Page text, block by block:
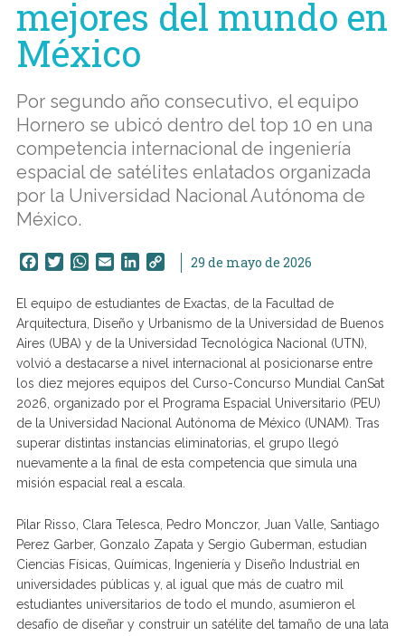
mejores del mundo en
México
Por segundo año consecutivo, el equipo
Hornero se ubicó dentro del top 10 en una
competencia internacional de ingeniería
espacial de satélites enlatados organizada
por la Universidad Nacional Autónoma de
México.
Facebook
TwitterWhatsApp
EmailLinkedIn
Copy29 de mayo de 2026
El equipo de estudiantes de Exactas, de la Facultad de
Arquitectura, Diseño y Urbanismo de la Universidad de Buenos
Aires (UBA) y de la Universidad Tecnológica Nacional (UTN),
volvió a destacarse a nivel internacional al posicionarse entre
los diez mejores equipos del Curso-Concurso Mundial CanSat
2026, organizado por el Programa Espacial Universitario (PEU)
de la Universidad Nacional Autónoma de México (UNAM). Tras
superar distintas instancias eliminatorias, el grupo llegó
nuevamente a la final de esta competencia que simula una
misión espacial real a escala.
Pilar Risso, Clara Telesca, Pedro Monczor, Juan Valle, Santiago
Perez Garber, Gonzalo Zapata y Sergio Guberman, estudian
Ciencias Físicas, Químicas, Ingeniería y Diseño Industrial en
universidades públicas y, al igual que más de cuatro mil
estudiantes universitarios de todo el mundo, asumieron el
desafío de diseñar y construir un satélite del tamaño de una lata